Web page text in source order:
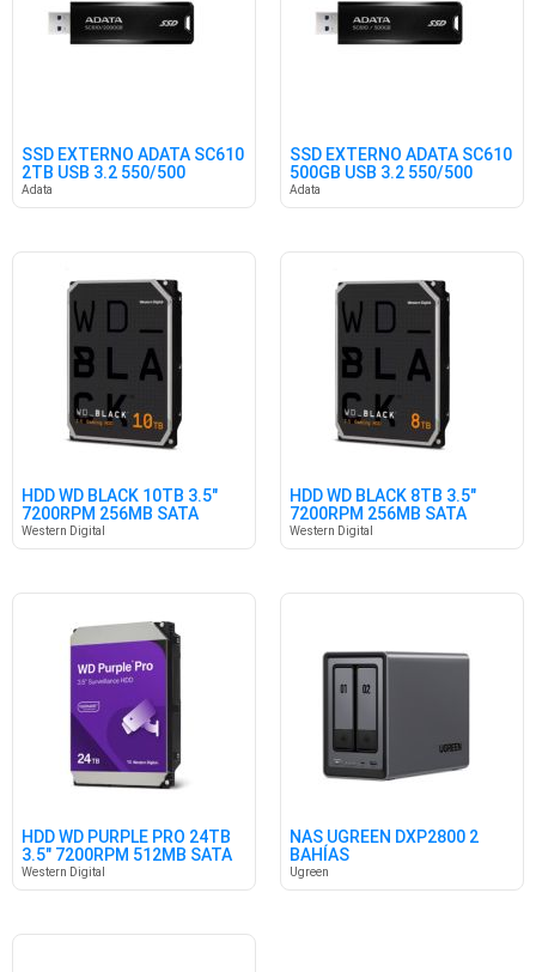
SSD EXTERNO ADATA SC610
2TB USB 3.2 550/500
Adata
SSD EXTERNO ADATA SC610
500GB USB 3.2 550/500
Adata
HDD WD BLACK 10TB 3.5"
7200RPM 256MB SATA
Western Digital
HDD WD BLACK 8TB 3.5"
7200RPM 256MB SATA
Western Digital
HDD WD PURPLE PRO 24TB
3.5" 7200RPM 512MB SATA
Western Digital
NAS UGREEN DXP2800 2
BAHÍAS
Ugreen